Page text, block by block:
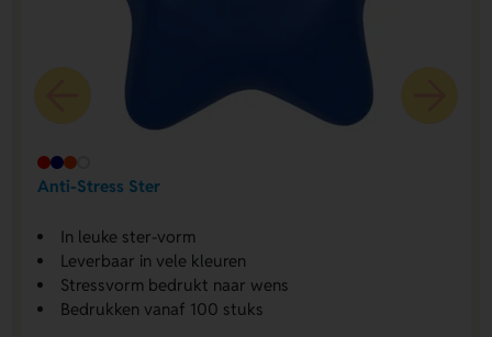
Anti-Stress Ster
In leuke ster-vorm
Leverbaar in vele kleuren
Stressvorm bedrukt naar wens
Bedrukken vanaf 100 stuks